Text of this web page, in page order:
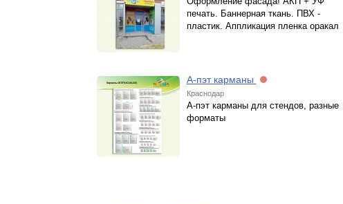
печать. Баннерная ткань. ПВХ -
пластик. Аппликация пленка оракал
А-пэт карманы
Краснодар
А-пэт карманы для стендов, разные
форматы